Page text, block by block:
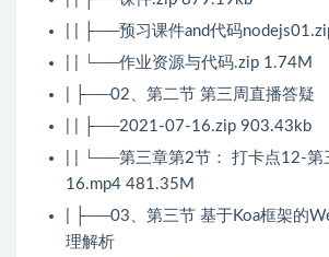
| | ├──预习课件and代码
| | └──作业资源与代码.zip 1.74M
| ├──02、第二节 第三周直播答疑
| | ├──2021-07-16.zip 903.43kb
| | └──第三章第2节： 打卡点12-第
16.mp4 481.35M
| ├──03、第三节 基于Koa框架的
理解析